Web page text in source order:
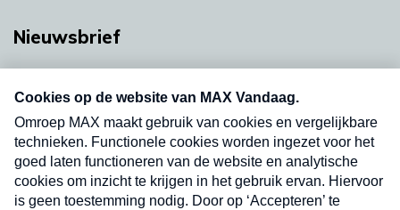
Nieuwsbrief
nieuwsbrief. Elke vrijdag- en dinsdagochtend in
uw mailbox.
Verzend